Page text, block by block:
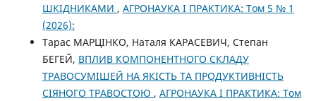
ШКІДНИКАМИ , АГРОНАУКА І ПРАКТИКА: Том 5 № 1
(2026):
Тарас МАРЦІНКО, Наталя КАРАСЕВИЧ, Степан
БЕГЕЙ, ВПЛИВ КОМПОНЕНТНОГО СКЛАДУ
ТРАВОСУМІШЕЙ НА ЯКІСТЬ ТА ПРОДУКТИВНІСТЬ
СІЯНОГО ТРАВОСТОЮ , АГРОНАУКА І ПРАКТИКА: Том